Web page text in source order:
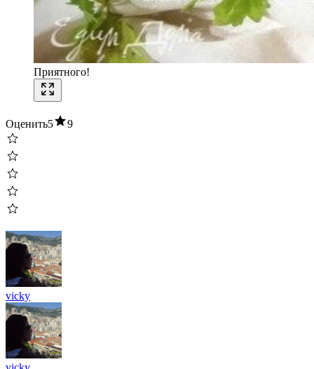
Приятного!
Оценить5 9
vicky